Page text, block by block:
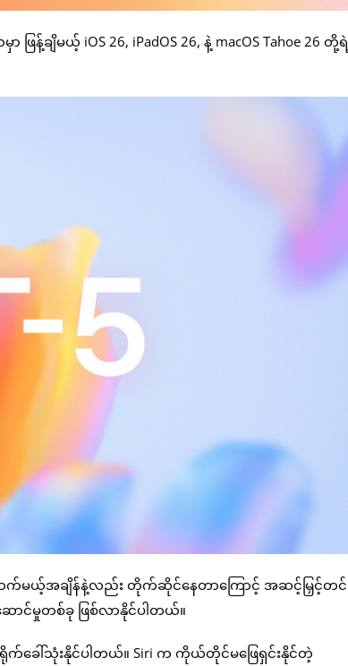
ျိမယ့် iOS 26, iPadOS 26, နဲ့ macOS Tahoe 26 တို့ရဲ့
ဆက်မယ့်အချိန်နဲ့လည်း တိုက်ဆိုင်နေတာကြောင့် အဆင့်မြှင့်တင်
မှုတစ်ခု ဖြစ်လာနိုင်ပါတယ်။
က်ခေါ်သုံးနိုင်ပါတယ်။ Siri က ကိုယ်တိုင်မဖြေရှင်းနိုင်တဲ့